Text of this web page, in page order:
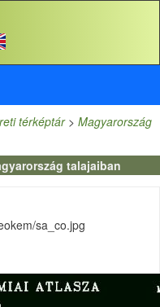
térképtár> Magyarország
talajaiban
sa_co.jpg